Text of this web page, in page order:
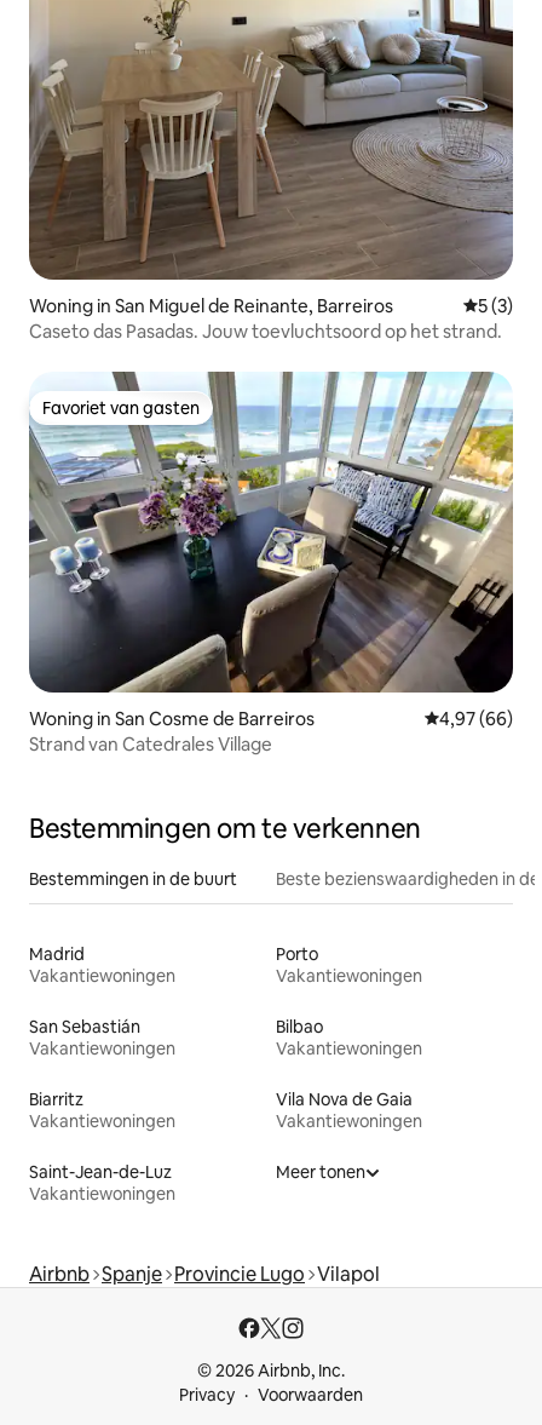
Woning in San Miguel de Reinante, Barreiros
5 (3)
Caseto das Pasadas. Jouw toevluchtsoord op het strand.
Favoriet van gasten
Favoriet van gasten
Woning in San Cosme de Barreiros Gemiddelde
4,97 (66)
Strand van Catedrales Village
Bestemmingen om te verkennen
Bestemmingen in de buurt Beste bezienswaardigheden in
Madrid
Vakantiewoningen
Porto
Vakantiewoningen
San Sebastián
Vakantiewoningen
Bilbao
Vakantiewoningen
Biarritz
Vakantiewoningen
Vila Nova de Gaia
Vakantiewoningen
Saint-Jean-de-Luz
Vakantiewoningen
Meer tonen
Airbnb Spanje Provincie Lugo Vilapol
© 2026 Airbnb, Inc.
Privacy
Voorwaarden